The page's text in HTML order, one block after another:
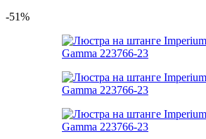
-51%